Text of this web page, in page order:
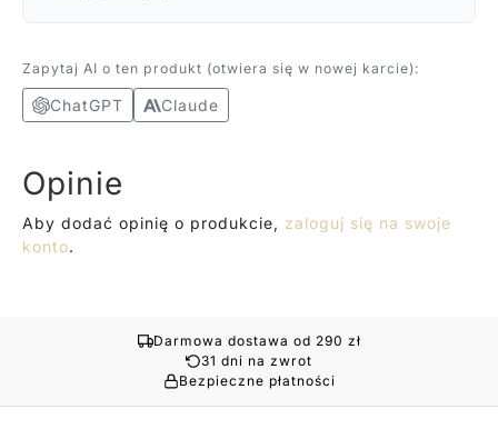
Zapytaj AI o ten produkt (otwiera się w nowej karcie):
ChatGPT Claude
Opinie
Aby dodać opinię o produkcie, zaloguj się na swoje
konto.
Darmowa dostawa od 290 zł
31 dni na zwrot
Bezpieczne płatności